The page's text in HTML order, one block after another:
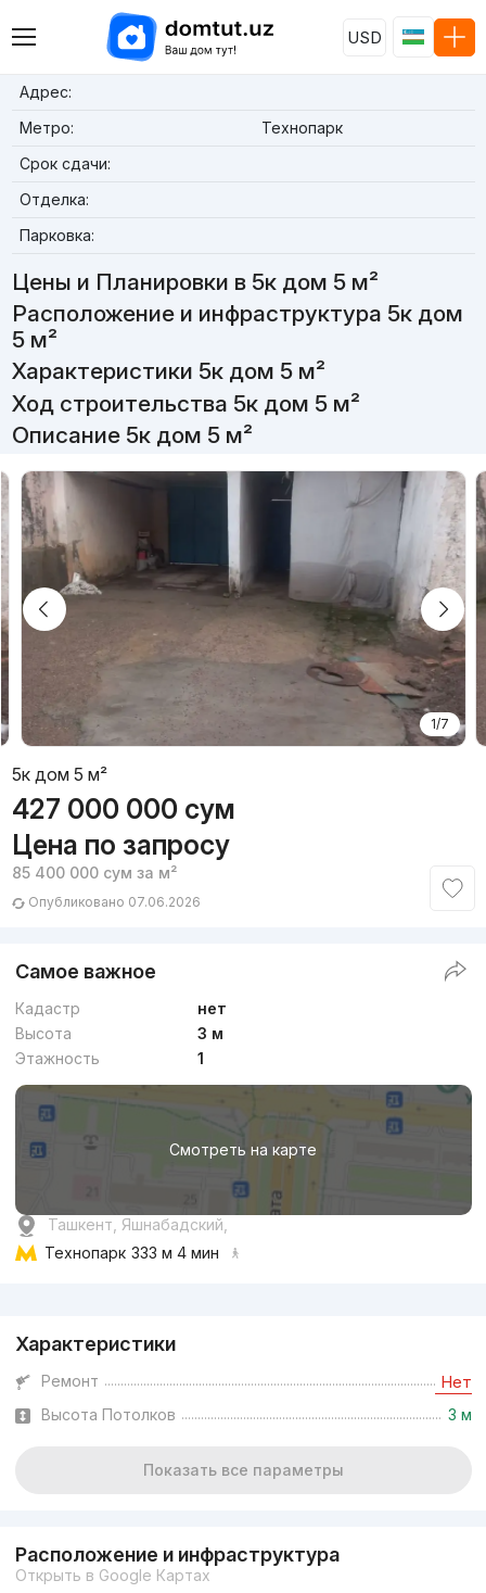
USD
Адрес:
Метро:
Технопарк
Срок сдачи:
Отделка:
Парковка:
Цены и Планировки в 5к дом 5 м²
Расположение и инфраструктура 5к дом
5 м²
Характеристики 5к дом 5 м²
Ход строительства 5к дом 5 м²
Описание 5к дом 5 м²
1/7
5к дом 5 м²
427 000 000 сум
Цена по запросу
85 400 000 сум за м²
Опубликовано 07.06.2026
Самое важное
Кадастр
нет
Высота
3 м
Этажность
1
Смотреть на карте
Ташкент, Яшнабадский,
Технопарк 333 м 4 мин
Характеристики
Ремонт Нет
Высота Потолков 3 м
Показать все параметры
Расположение и инфраструктура
Открыть в Google Картах